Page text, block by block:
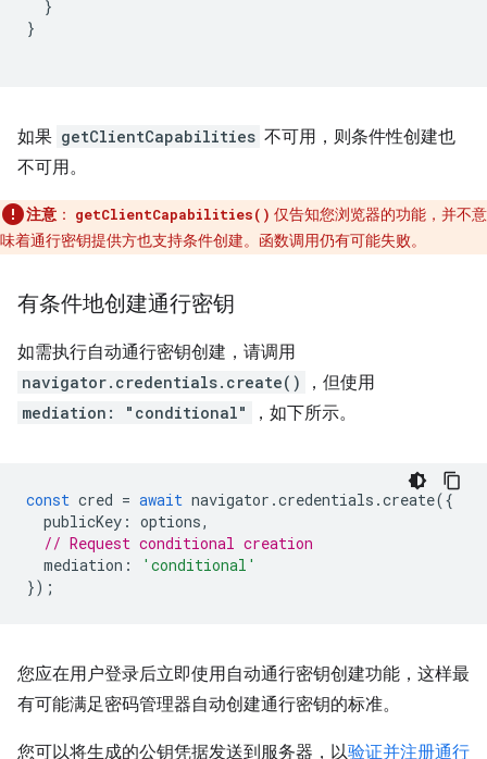
}
}
如果 getClientCapabilities 不可用，则条件性创建也
不可用。
注意 ： getClientCapabilities() 仅告知您浏览器的功能，并不意
味着通行密钥提供方也支持条件创建。函数调用仍有可能失败。
有条件地创建通行密钥
如需执行自动通行密钥创建，请调用
navigator.credentials.create() ，但使用
mediation: "conditional" ，如下所示。
const cred = await navigator .credentials .create({
publicKey : options,
// Request conditional creation
mediation :
'conditional'
});
您应在用户登录后立即使用自动通行密钥创建功能，这样最
有可能满足密码管理器自动创建通行密钥的标准。
您可以将生成的公钥凭据发送到服务器，以验证并注册通行